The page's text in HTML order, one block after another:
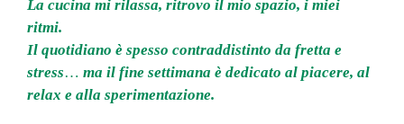
bo
ok
er
es
t
ts
A
pp
tte
r
ail di
vi
di
La cucina mi rilassa, ritrovo il mio spazio, i miei
ritmi.
Il quotidiano è spesso contraddistinto da fretta e
stress… ma il fine settimana è dedicato al piacere, al
relax e alla sperimentazione.